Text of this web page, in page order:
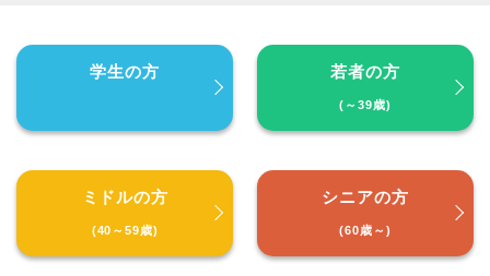
学生の方 若者の方
(～39歳)
ミドルの方
(40～59歳)
シニアの方
(60歳～)